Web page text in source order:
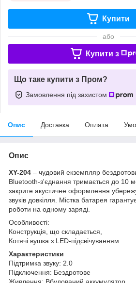
Купити
або
Купити з
Що таке купити з Пром?
Замовлення під захистом
Опис Доставка Оплата
Опис
XY-204 – чудовий екземпляр
Bluetooth-з'єднання тримається до 10
закрите акустичне оформлення
звуків довкілля. Містка батарея
роботи на одному заряді.
Особливості:
Конструкція, що складається,
Котячі вушка з LED-підсвічуванням
Характеристики
Підтримка звуку: 2.0
Підключення: Бездротове
Живлення: Вбудований аккумулятор